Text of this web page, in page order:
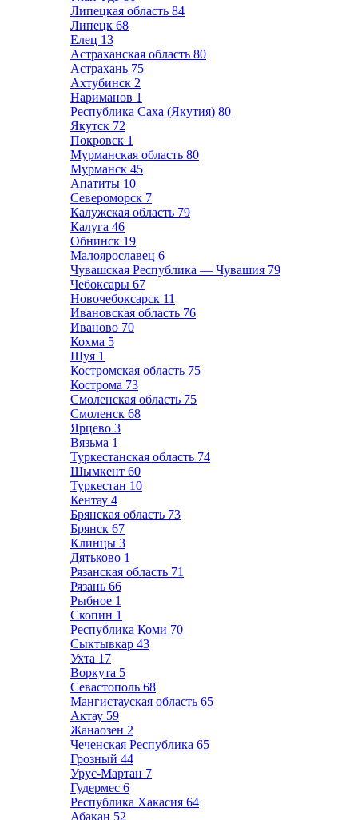
Липецкая область 84
Липецк 68
Елец 13
Астраханская область 80
Астрахань 75
Ахтубинск 2
Нариманов 1
Республика Саха (Якутия) 80
Якутск 72
Покровск 1
Мурманская область 80
Мурманск 45
Апатиты 10
Североморск 7
Калужская область 79
Калуга 46
Обнинск 19
Малоярославец 6
Чувашская Республика — Чувашия 79
Чебоксары 67
Новочебоксарск 11
Ивановская область 76
Иваново 70
Кохма 5
Шуя 1
Костромская область 75
Кострома 73
Смоленская область 75
Смоленск 68
Ярцево 3
Вязьма 1
Туркестанская область 74
Шымкент 60
Туркестан 10
Кентау 4
Брянская область 73
Брянск 67
Клинцы 3
Дятьково 1
Рязанская область 71
Рязань 66
Рыбное 1
Скопин 1
Республика Коми 70
Сыктывкар 43
Ухта 17
Воркута 5
Севастополь 68
Мангистауская область 65
Актау 59
Жанаозен 2
Чеченская Республика 65
Грозный 44
Урус-Мартан 7
Гудермес 6
Республика Хакасия 64
Абакан 52